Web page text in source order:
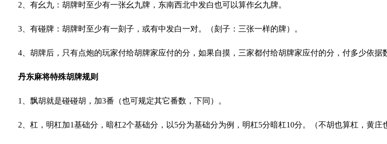
2、有幺九：胡牌时至少有一张幺九牌，东南西北中发白也可以算作幺九牌。
3、有碰牌：胡牌时至少有一刻子，或有中发白一对。（刻子：三张一样的牌）。
4、胡牌后，只有点炮的玩家付给胡牌家应付的分，如果自摸，三家都付给胡牌家应付的分，付多少依据
丹东麻将特殊胡牌规则
1、飘胡就是碰碰胡，加3番（也可规定其它番数，下同）。
2、杠，明杠加1基础分，暗杠2个基础分，以5分为基础分为例，明杠5分暗杠10分。（不胡也算杠，黄庄